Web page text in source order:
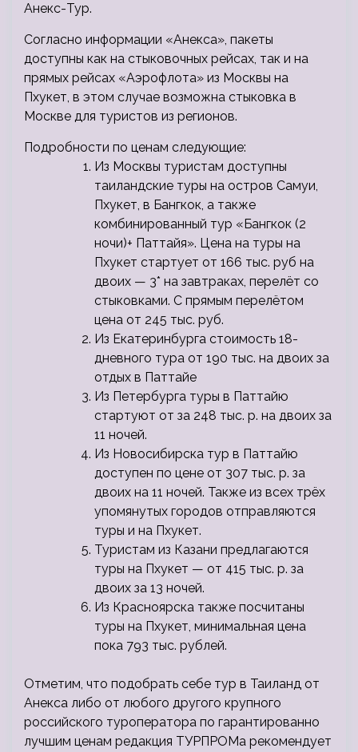
Анекс-Тур.
Согласно информации «Анекса», пакеты
доступны как на стыковочных рейсах, так и на
прямых рейсах «Аэрофлота» из Москвы на
Пхукет, в этом случае возможна стыковка в
Москве для туристов из регионов.
Подробности по ценам следующие:
Из Москвы туристам доступны
таиландские туры на остров Самуи,
Пхукет, в Бангкок, а также
комбинированный тур «Бангкок (2
ночи)+ Паттайя». Цена на туры на
Пхукет стартует от 166 тыс. руб на
двоих — 3* на завтраках, перелёт со
стыковками. С прямым перелётом
цена от 245 тыс. руб.
Из Екатеринбурга стоимость 18-
дневного тура от 190 тыс. на двоих за
отдых в Паттайе
Из Петербурга туры в Паттайю
стартуют от за 248 тыс. р. на двоих за
11 ночей.
Из Новосибирска тур в Паттайю
доступен по цене от 307 тыс. р. за
двоих на 11 ночей. Также из всех трёх
упомянутых городов отправляются
туры и на Пхукет.
Туристам из Казани предлагаются
туры на Пхукет — от 415 тыс. р. за
двоих за 13 ночей.
Из Красноярска также посчитаны
туры на Пхукет, минимальная цена
пока 793 тыс. рублей.
Отметим, что подобрать себе тур в Таиланд от
Анекса либо от любого другого крупного
российского туроператора по гарантированно
лучшим ценам редакция ТУРПРОМа рекомендует